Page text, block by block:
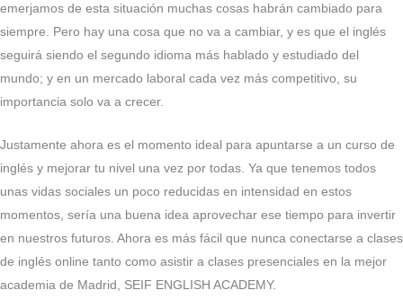
emerjamos de esta situación muchas cosas habrán cambiado para
siempre. Pero hay una cosa que no va a cambiar, y es que el inglés
seguirá siendo el segundo idioma más hablado y estudiado del
mundo; y en un mercado laboral cada vez más competitivo, su
importancia solo va a crecer.
Justamente ahora es el momento ideal para apuntarse a un curso de
inglés y mejorar tu nivel una vez por todas. Ya que tenemos todos
unas vidas sociales un poco reducidas en intensidad en estos
momentos, sería una buena idea aprovechar ese tiempo para invertir
en nuestros futuros. Ahora es más fácil que nunca conectarse a clases
de inglés online tanto como asistir a clases presenciales en la mejor
academia de Madrid, SEIF ENGLISH ACADEMY.